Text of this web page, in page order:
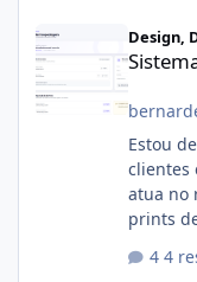
Design,
Estou
clientes
atua no
prints
com
4